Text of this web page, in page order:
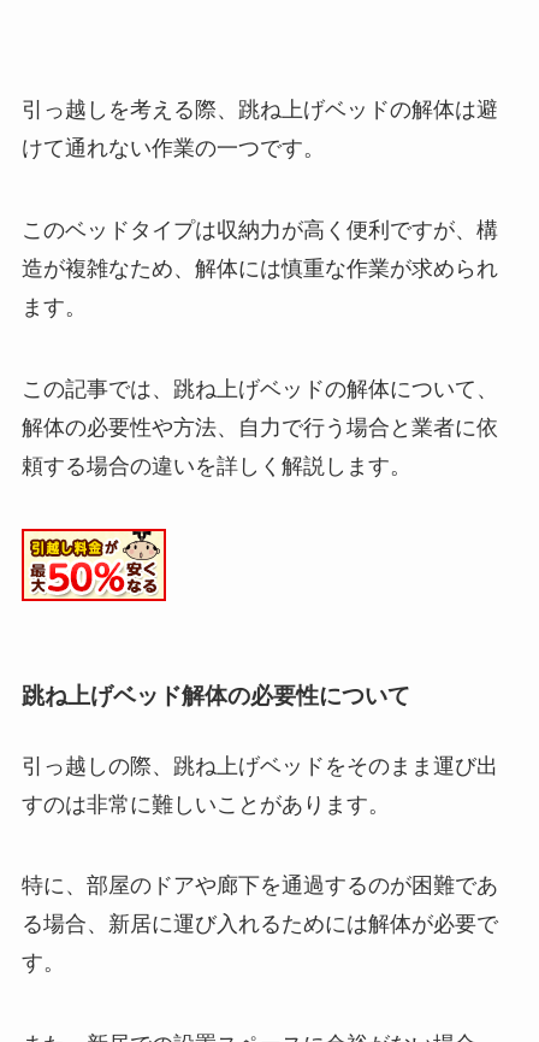
引っ越しを考える際、跳ね上げベッドの解体は避
けて通れない作業の一つです。
このベッドタイプは収納力が高く便利ですが、構
造が複雑なため、解体には慎重な作業が求められ
ます。
この記事では、跳ね上げベッドの解体について、
解体の必要性や方法、自力で行う場合と業者に依
頼する場合の違いを詳しく解説します。
跳ね上げベッド解体の必要性について
引っ越しの際、跳ね上げベッドをそのまま運び出
すのは非常に難しいことがあります。
特に、部屋のドアや廊下を通過するのが困難であ
る場合、新居に運び入れるためには解体が必要で
す。